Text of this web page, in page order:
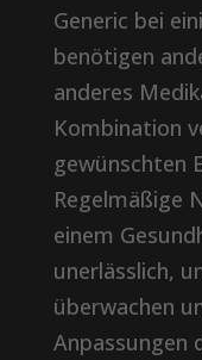
Generic bei
benötigen
anderes
Kombination
gewünschten
Regelmäßige
einem
unerlässlich,
überwachen
Anpassungen